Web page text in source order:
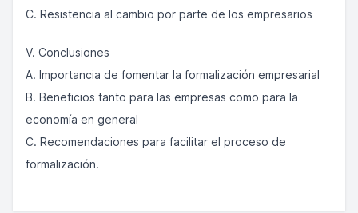
C. Resistencia al cambio por parte de los empresarios
V. Conclusiones
A. Importancia de fomentar la formalización empresarial
B. Beneficios tanto para las empresas como para la
economía en general
C. Recomendaciones para facilitar el proceso de
formalización.